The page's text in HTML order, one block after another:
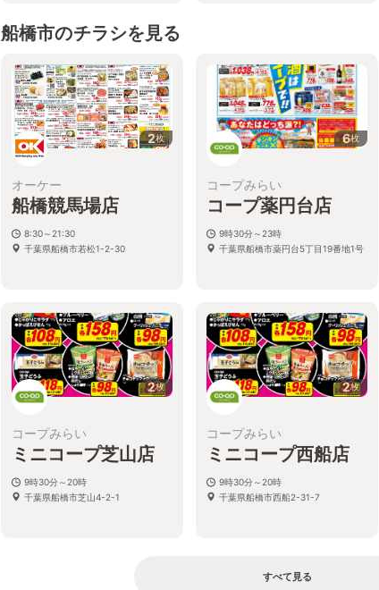
船橋市のチラシを見る
2枚
オーケー
船橋競馬場店
8:30～21:30
千葉県船橋市若松1-2-30
6枚
コープみらい
コープ薬円台店
9時30分～23時
千葉県船橋市薬円台5丁目19番地1号
2枚
コープみらい
ミニコープ芝山店
9時30分～20時
千葉県船橋市芝山4-2-1
2枚
コープみらい
ミニコープ西船店
9時30分～20時
千葉県船橋市西船2-31-7
すべて見る